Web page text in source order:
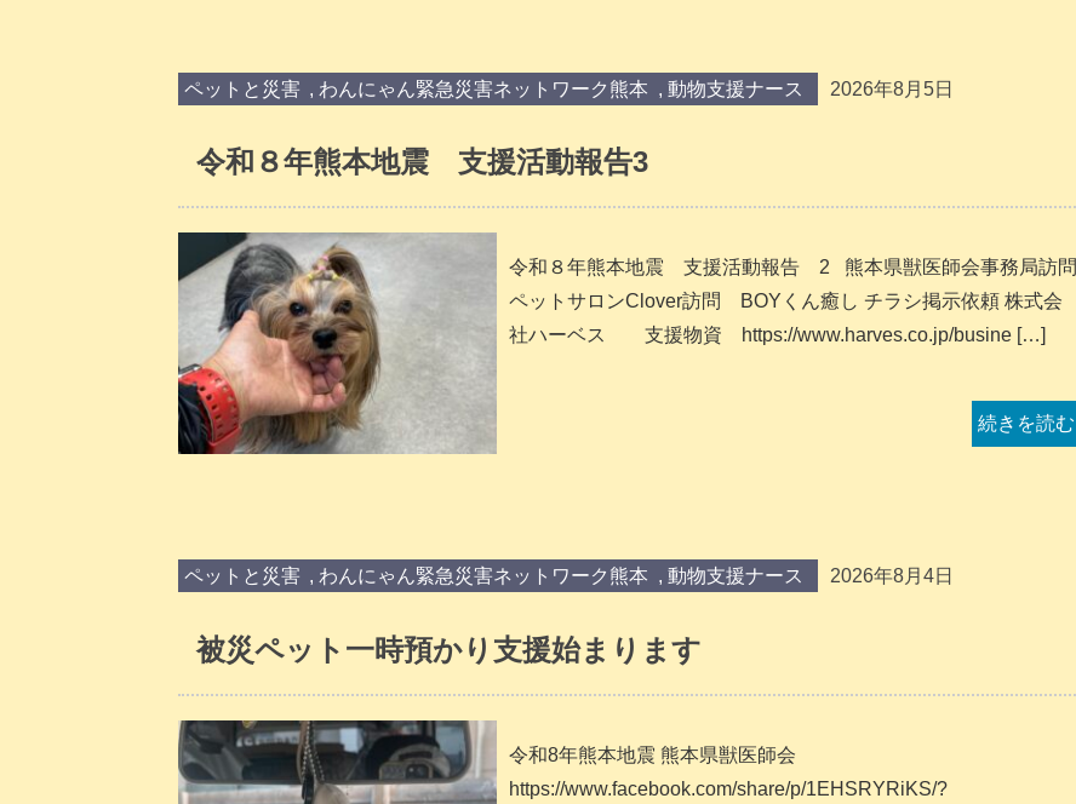
ペットと災害 , わんにゃん緊急災害ネットワーク熊本 , 動物支援ナース 2026年8月5日
令和８年熊本地震 支援活動報告3
令和８年熊本地震 支援活動報告 2 熊本県獣医師会事務局訪問
ペットサロンClover訪問 BOYくん癒し チラシ掲示依頼 株式会
社ハーベス 支援物資 https://www.harves.co.jp/busine […]
続きを読む
ペットと災害 , わんにゃん緊急災害ネットワーク熊本 , 動物支援ナース 2026年8月4日
被災ペット一時預かり支援始まります
令和8年熊本地震 熊本県獣医師会
https://www.facebook.com/share/p/1EHSRYRiKS/?